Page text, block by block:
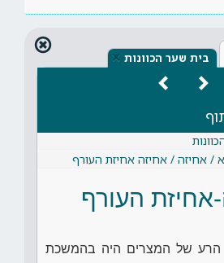
בית שער הכוונות ×
/ אחיזה / אחיזה אחיזת העורף
אחיזת העורף
הרע של המצרים היה בהמשכת